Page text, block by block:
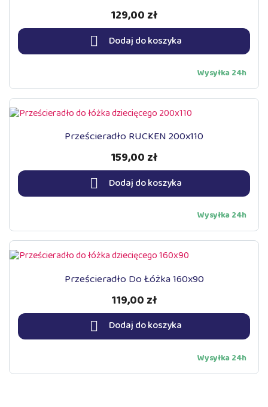
129,00 zł
 Dodaj do koszyka
Wysyłka 24h
Prześcieradło RUCKEN 200x110
159,00 zł
 Dodaj do koszyka
Wysyłka 24h
Prześcieradło Do Łóżka 160x90
119,00 zł
 Dodaj do koszyka
Wysyłka 24h